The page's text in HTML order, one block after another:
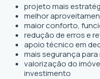
projeto mais
melhor
maior conforto,
redução de erros e
apoio técnico em
mais segurança
valorização do
investimento